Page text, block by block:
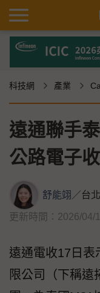
科技網 產業
遠通聯手
公路電子
舒能翊 ／台北
更新時間：2026/04/
遠通電收17日表
限公司（下稱遠